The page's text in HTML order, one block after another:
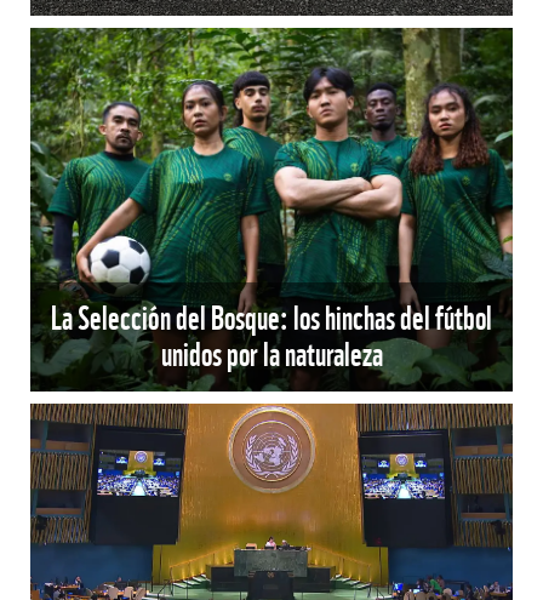
La Selección del Bosque: los hinchas del fútbol
unidos por la naturaleza